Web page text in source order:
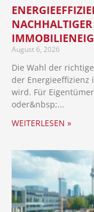
August 6, 2026
Die Wahl der
der
wird. Für
oder
WEITERLESEN »